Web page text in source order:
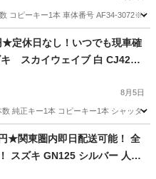
コピーキー1本 車体番号 AF34-
ライブディオ
定休日なし！いつでも現車確
スカイウェイブ 白 CJ42A
250cc！ ４スト！ ヘッドライ
外ハンドル！
8月5日
数 純正キー1本 コピーキー1本 シャッタ
ヘッドライトガーニッシュ
★関東圏内即日配送可能！ 全
スズキ GN125 シルバー 人気
ガード！ 外観良好！ ツーリ